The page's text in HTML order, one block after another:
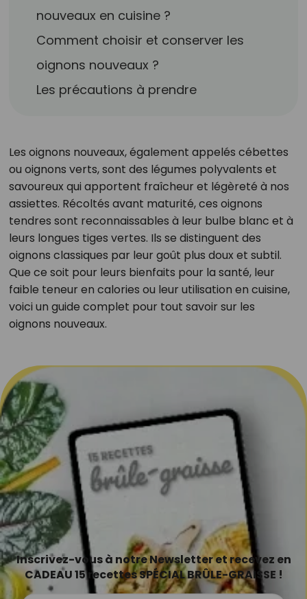
nouveaux en cuisine ?
Comment choisir et conserver les
oignons nouveaux ?
Les précautions à prendre
Les oignons nouveaux, également appelés cébettes
ou oignons verts, sont des légumes polyvalents et
savoureux qui apportent fraîcheur et légèreté à nos
assiettes. Récoltés avant maturité, ces oignons
tendres sont reconnaissables à leur bulbe blanc et à
leurs longues tiges vertes. Ils se distinguent des
oignons classiques par leur goût plus doux et subtil.
Que ce soit pour leurs bienfaits pour la santé, leur
faible teneur en calories ou leur utilisation en cuisine,
voici un guide complet pour tout savoir sur les
oignons nouveaux.
Inscrivez-vous à notre Newsletter et recevez en
CADEAU 15 recettes SPÉCIAL BRÛLE-GRAISSE !